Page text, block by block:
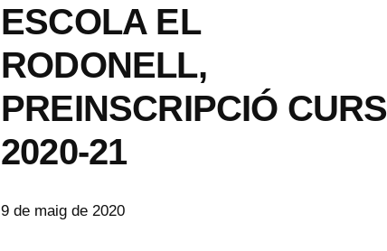
ESCOLA EL
RODONELL,
PREINSCRIPCIÓ CURS
2020-21
9 de maig de 2020